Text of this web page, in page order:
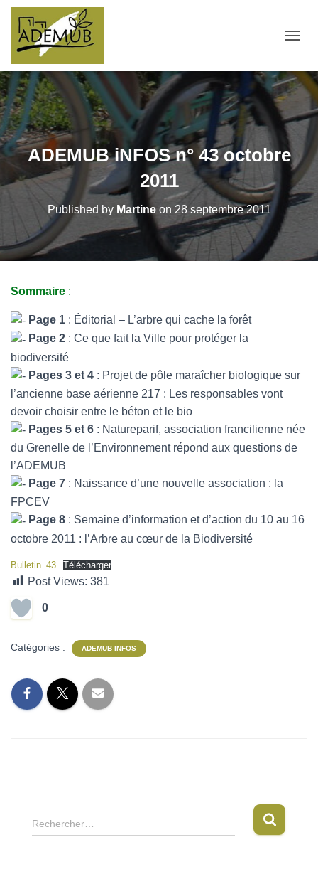
ADEMUB iNFOS n° 43 octobre
2011
Published by Martineon 28 septembre 2011
Sommaire :
Page 1 : Éditorial – L’arbre qui cache la forêt
Page 2 : Ce que fait la Ville pour protéger la
biodiversité
Pages 3 et 4 : Projet de pôle maraîcher biologique sur
l’ancienne base aérienne 217 : Les responsables vont
devoir choisir entre le béton et le bio
Pages 5 et 6 : Natureparif, association francilienne née
du Grenelle de l’Environnement répond aux questions de
l’ADEMUB
Page 7 : Naissance d’une nouvelle association : la
FPCEV
Page 8 : Semaine d’information et d’action du 10 au 16
octobre 2011 : l’Arbre au cœur de la Biodiversité
Bulletin_43 Télécharger
Post Views: 381
0
Catégories : ADEMUB INFOS
R
e
Rechercher…